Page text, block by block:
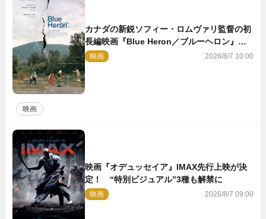
カナダの新鋭ソフィー・ロムヴァリ監督の初
長編映画『Blue Heron／ブルーヘロン』
10.23公開
映画 2026/8/7 10:00
映画
映画『オデュッセイア』IMAX先行上映が決
定！ “特別ビジュアル”3種も解禁に
映画 2026/8/7 09:00